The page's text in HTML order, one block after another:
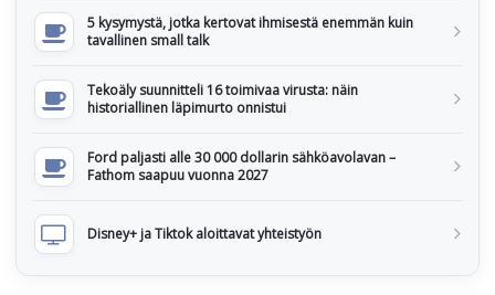
5 kysymystä, jotka kertovat ihmisestä enemmän kuin
tavallinen small talk
Tekoäly suunnitteli 16 toimivaa virusta: näin
historiallinen läpimurto onnistui
Ford paljasti alle 30 000 dollarin sähköavolavan –
Fathom saapuu vuonna 2027
Disney+ ja Tiktok aloittavat yhteistyön